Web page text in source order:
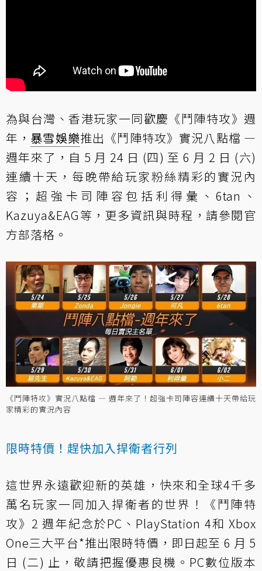
為與台灣、香港玩家一同歡慶《鬥陣特攻》週
年， 暴雪娛樂推出《鬥陣特攻》實況八點檔 —
週年來了，自 5 月 24 日 (四) 至 6 月 2 日 (六)
連續十天，每晚帶給玩家粉絲精彩的實況內
容；超強卡司陣容包括利得彙、6tan、
Kazuya&EAG等，更多資訊與時程，請參閱官
方部落格 。
《鬥陣特攻》實況八點檔 — 週年來了！超強卡司陣容連續十天帶給玩
家精彩的實況內容
限時特價！趕快加入捍衛者行列
這世界永遠歡迎新的英雄，快來和全球4千多
萬名玩家一同加入捍衛者的世界！《鬥陣特
攻》2 週年紀念於PC、PlayStation 4和 Xbox
One三大平台*推出限時特價，即日起至 6 月 5
日 (二) 止，敬請把握優惠良機。PC數位版本